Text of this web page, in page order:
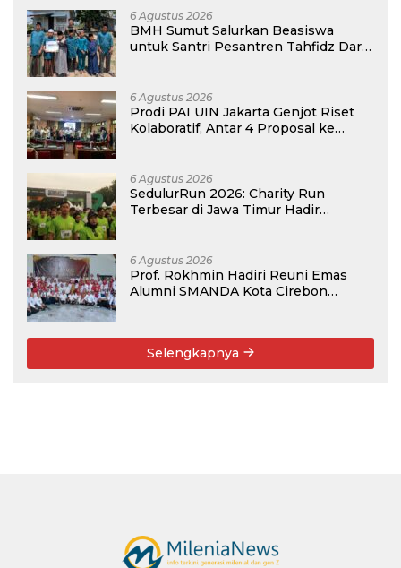
6 Agustus 2026
BMH Sumut Salurkan Beasiswa
untuk Santri Pesantren Tahfidz Darul
6 Agustus 2026
Prodi PAI UIN Jakarta Genjot Riset
Kolaboratif, Antar 4 Proposal ke
6 Agustus 2026
SedulurRun 2026: Charity Run
Terbesar di Jawa Timur Hadir
Guru Honorer
6 Agustus 2026
Prof. Rokhmin Hadiri Reuni Emas
Alumni SMANDA Kota Cirebon
Selengkapnya